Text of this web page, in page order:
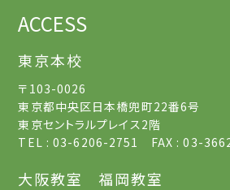
ACCESS
東京本校
〒103-0026
東京都中央区日本橋兜町22番6号
東京セントラルプレイス2階
TEL : 03-6206-2751 FAX : 03-
大阪教室
福岡教室